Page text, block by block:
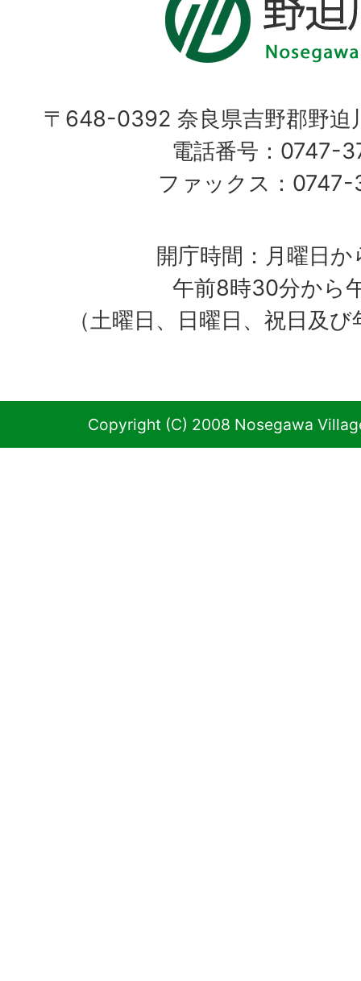
〒648-0392 奈良県吉野郡野迫
電話番号：0747-
ファックス：
開庁時間：月曜日か
午前8時30分から
（土曜日、日曜日、祝日及
Copyright (C) 2008 Nosegawa